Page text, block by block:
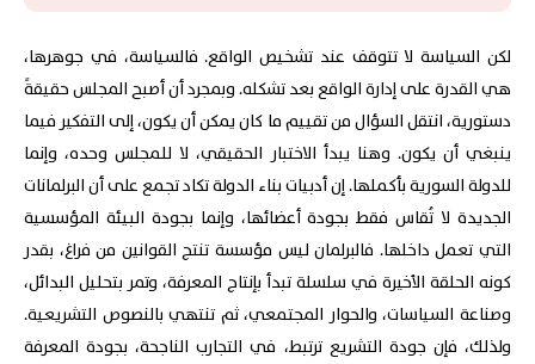
لكن السياسة لا تتوقف عند تشخيص الواقع. فالسياسة، في جوهرها،
هي القدرة على إدارة الواقع بعد تشكله. وبمجرد أن أصبح المجلس حقيقةً
دستورية، انتقل السؤال من تقييم ما كان يمكن أن يكون، إلى التفكير فيما
ينبغي أن يكون. وهنا يبدأ الاختبار الحقيقي، لا للمجلس وحده، وإنما
للدولة السورية بأكملها. إن أدبيات بناء الدولة تكاد تجمع على أن البرلمانات
الجديدة لا تُقاس فقط بجودة أعضائها، وإنما بجودة البيئة المؤسسية
التي تعمل داخلها. فالبرلمان ليس مؤسسة تنتج القوانين من فراغ، بقدر
كونه الحلقة الأخيرة في سلسلة تبدأ بإنتاج المعرفة، وتمر بتحليل البدائل،
وصناعة السياسات، والحوار المجتمعي، ثم تنتهي بالنصوص التشريعية.
ولذلك، فإن جودة التشريع ترتبط، في التجارب الناجحة، بجودة المعرفة